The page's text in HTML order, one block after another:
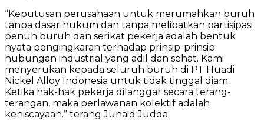
“Keputusan perusahaan untuk merumahkan buruh
tanpa dasar hukum dan tanpa melibatkan partisipasi
penuh buruh dan serikat pekerja adalah bentuk
nyata pengingkaran terhadap prinsip-prinsip
hubungan industrial yang adil dan sehat. Kami
menyerukan kepada seluruh buruh di PT Huadi
Nickel Alloy Indonesia untuk tidak tinggal diam.
Ketika hak-hak pekerja dilanggar secara terang-
terangan, maka perlawanan kolektif adalah
keniscayaan.” terang Junaid Judda